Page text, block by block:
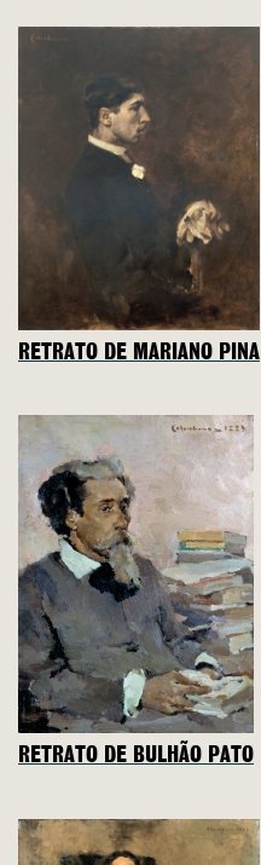
RETRATO DE MARIANO PINA
RETRATO DE BULHÃO PATO